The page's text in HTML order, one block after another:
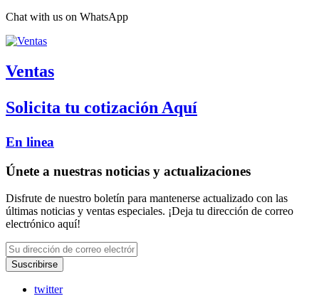
Chat with us on WhatsApp
Ventas
Solicita tu cotización Aquí
En linea
Únete a nuestras noticias y actualizaciones
Disfrute de nuestro boletín para mantenerse actualizado con las
últimas noticias y ventas especiales. ¡Deja tu dirección de correo
electrónico aquí!
Suscribirse
twitter